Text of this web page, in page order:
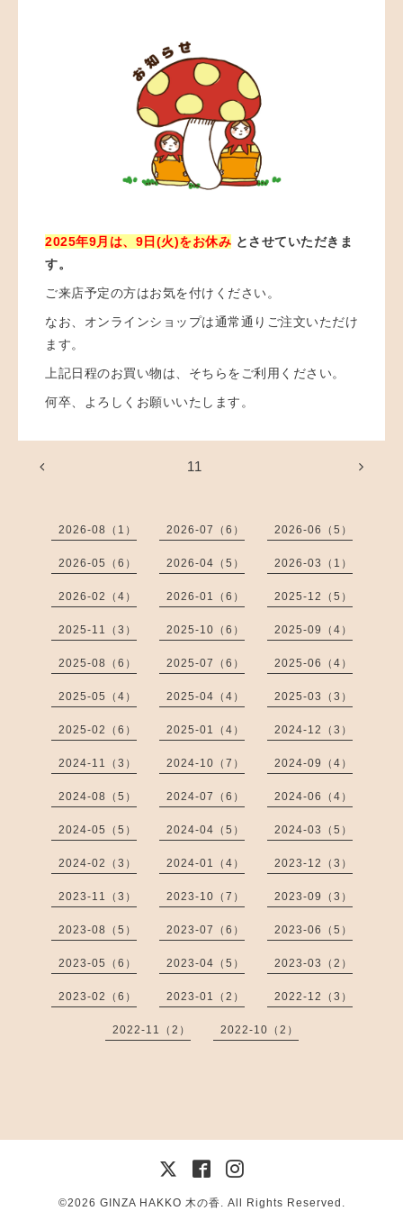
2025年9月は、9日(火)をお休み とさせていただきま
す。
ご来店予定の方はお気を付けください。
なお、オンラインショップは通常通りご注文いただけ
ます。
上記日程のお買い物は、そちらをご利用ください。
何卒、よろしくお願いいたします。
11
2026-08（1） 2026-07（6） 2026-06（5）
2026-05（6） 2026-04（5） 2026-03（1）
2026-02（4） 2026-01（6） 2025-12（5）
2025-11（3） 2025-10（6） 2025-09（4）
2025-08（6） 2025-07（6） 2025-06（4）
2025-05（4） 2025-04（4） 2025-03（3）
2025-02（6） 2025-01（4） 2024-12（3）
2024-11（3） 2024-10（7） 2024-09（4）
2024-08（5） 2024-07（6） 2024-06（4）
2024-05（5） 2024-04（5） 2024-03（5）
2024-02（3） 2024-01（4） 2023-12（3）
2023-11（3） 2023-10（7） 2023-09（3）
2023-08（5） 2023-07（6） 2023-06（5）
2023-05（6） 2023-04（5） 2023-03（2）
2023-02（6） 2023-01（2） 2022-12（3）
2022-11（2） 2022-10（2）
©2026 GINZA HAKKO 木の香. All Rights Reserved.